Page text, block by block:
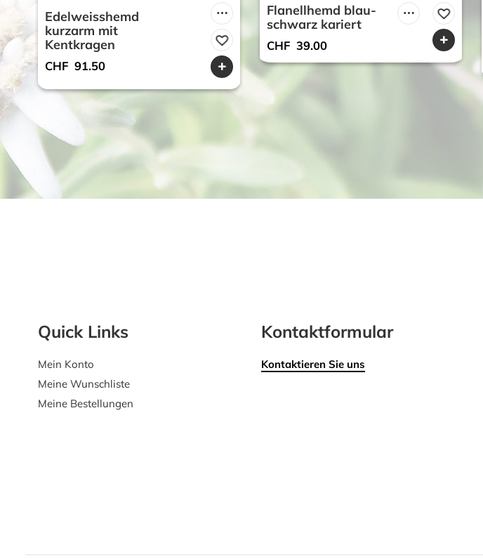
Edelweisshemd
kurzarm mit
Kentkragen
CHF 91.50
Flanellhemd blau-
schwarz kariert
CHF 39.00
Quick Links
Mein Konto
Meine Wunschliste
Meine Bestellungen
Kontaktformular
Kontaktieren Sie uns